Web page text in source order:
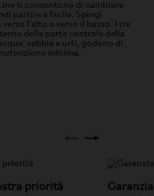
ti consentono di cambiare
partire è facile. Spingi
l'alto o verso il basso. I tre
della parte centrale della
sabbia e urti, godono di
minima.
priorità